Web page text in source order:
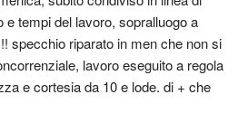
e tempi del lavoro, sopralluogo a
specchio riparato in men che non si
lavoro eseguito a regola
e cortesia da 10 e lode. di + che